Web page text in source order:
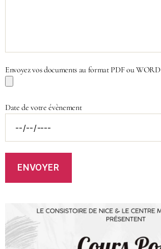
Envoyez vos documents au format PDF ou WORD
Date de votre évènement